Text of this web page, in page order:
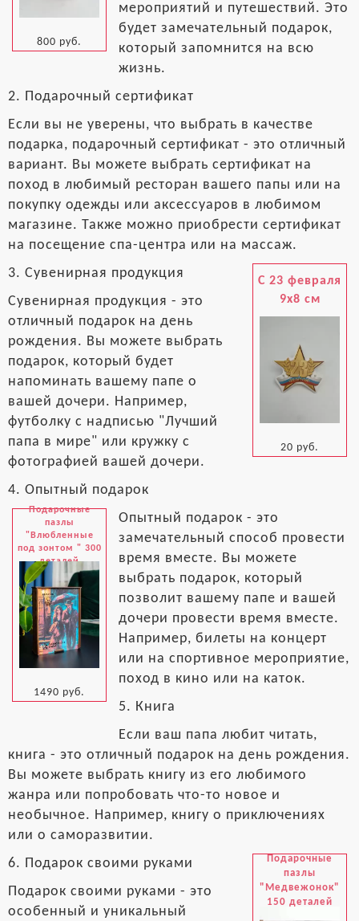
800 руб.
мероприятий и путешествий. Это
будет замечательный подарок,
который запомнится на всю
жизнь.
2. Подарочный сертификат
Если вы не уверены, что выбрать в качестве
подарка, подарочный сертификат - это отличный
вариант. Вы можете выбрать сертификат на
поход в любимый ресторан вашего папы или на
покупку одежды или аксессуаров в любимом
магазине. Также можно приобрести сертификат
на посещение спа-центра или на массаж.
С 23 февраля
9x8 см
20 руб.
3. Сувенирная продукция
Сувенирная продукция - это
отличный подарок на день
рождения. Вы можете выбрать
подарок, который будет
напоминать вашему папе о
вашей дочери. Например,
футболку с надписью "Лучший
папа в мире" или кружку с
фотографией вашей дочери.
4. Опытный подарок
Подарочные
пазлы
"Влюбленные
под зонтом " 300
деталей
1490 руб.
Опытный подарок - это
замечательный способ провести
время вместе. Вы можете
выбрать подарок, который
позволит вашему папе и вашей
дочери провести время вместе.
Например, билеты на концерт
или на спортивное мероприятие,
поход в кино или на каток.
5. Книга
Если ваш папа любит читать,
книга - это отличный подарок на день рождения.
Вы можете выбрать книгу из его любимого
жанра или попробовать что-то новое и
необычное. Например, книгу о приключениях
или о саморазвитии.
Подарочные
пазлы
"Медвежонок"
150 деталей
6. Подарок своими руками
Подарок своими руками - это
особенный и уникальный